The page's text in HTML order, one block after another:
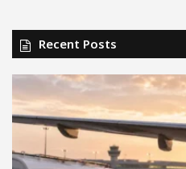
Recent Posts